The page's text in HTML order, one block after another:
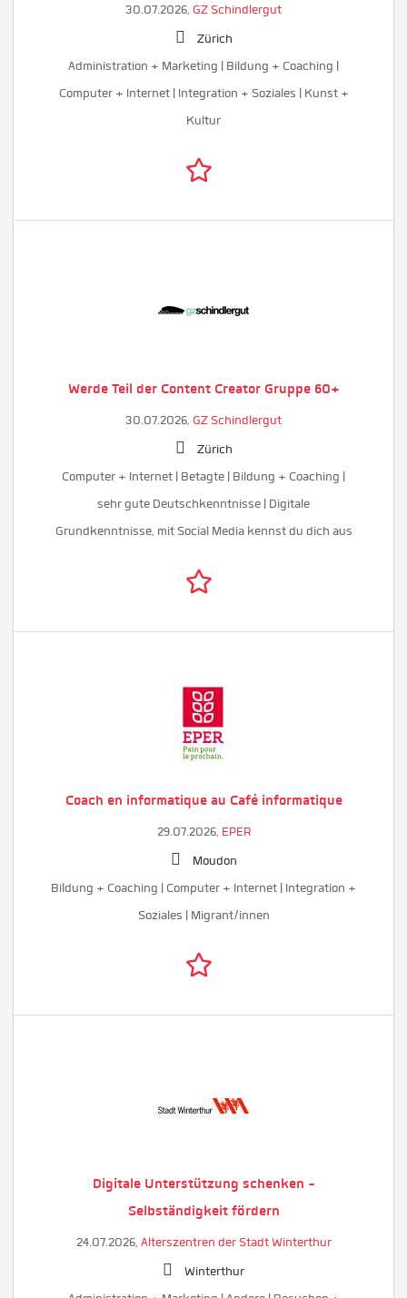
30.07.2026, GZ Schindlergut
Zürich
Administration + Marketing | Bildung + Coaching |
Computer + Internet | Integration + Soziales | Kunst +
Kultur
Werde Teil der Content Creator Gruppe 60+
30.07.2026, GZ Schindlergut
Zürich
Computer + Internet | Betagte | Bildung + Coaching |
sehr gute Deutschkenntnisse | Digitale
Grundkenntnisse, mit Social Media kennst du dich aus
Coach en informatique au Café informatique
29.07.2026, EPER
Moudon
Bildung + Coaching | Computer + Internet | Integration +
Soziales | Migrant/innen
Digitale Unterstützung schenken -
Selbständigkeit fördern
24.07.2026, Alterszentren der Stadt Winterthur
Winterthur